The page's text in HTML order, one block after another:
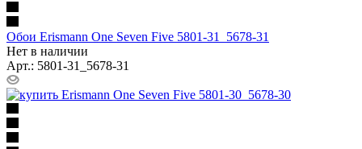
Обои Erismann One Seven Five 5801-31_5678-31
Нет в наличии
Арт.: 5801-31_5678-31